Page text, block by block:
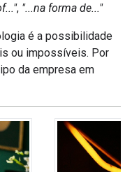
, "...na forma de..."
é a possibilidade
ou impossíveis. Por
da empresa em